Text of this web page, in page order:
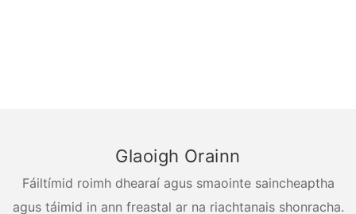
Glaoigh Orainn
Fáiltímid roimh dhearaí agus smaointe saincheaptha
agus táimid in ann freastal ar na riachtanais shonracha.